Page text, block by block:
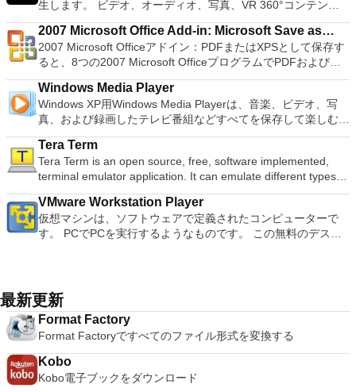
ア語、マレーシア語、セシュティナ、ダンスク、ドイツ語、英
語、スペイン語、フランス語、フルバツキー、イタリア語、ラ
トヴィエシュ、リエトゥビウ、マジャール、オランダ、ノルス
ク、ポルスキ、ポルトガル、ポルトガル、スロヴェンスキー、
スロベンツキー、スロヴェンスキーSrpski、Suomi、
Svenska、Türkçe。
限のメモリーカード：好きなだけメモリーカードを保存でき、
8MBから64MBまでの単一の物理カードに制限されなくなりま
した。 高解像度グラフィックス：PCSX2を使用すると、
1080pまたは4K HDでゲームをプレイできます。 全体とし
ゲームを高い精度でエミュレートでき、Windowsとエミュレ
ーターを切り替えることができます。欠点は、高速ゲームに苦
労し、時々フリーズまたはクラッシュすることです。* PCSX2
を使用するには、コンソールから抽出できるPlaystation 2
BIOSが必要です。
adjustment tool and multiple tabbed feature. It also has a PDF
converter, spell check and word count feature. WPS Office
2016 Personal Edition supports switching language UI,File
Roaming and Docer online templates. Key features include:
Writer Efficient word processor. Presentation Multimedia
presentations creator. Spreadsheets Powerful tool for data
processing and analysis. 100% compatible with MS Office
document file types (.docx, .pptx, .xlsx, etc.). Thousands of
support (iOS and Android). WPS Cloud Storage included.
Although it is a free suite, WPS Office 2016 Free comes with
many innovative features, including a useful a paragraph
adjustment tool int he Writer program. It has an Office to PDF
converter, automatic spell checking and word count features.
It also has some neat tools such as the Watermark in
document, and converting PowerPoint to Word document
effective slide show maker that helps you to create impressive
multimedia presentations; and the Spreadsheets program is
both a flexible and a powerful spreadsheet application.
ードを制御したりできます。 VNC Viewerは、インストールと
使用が簡単です。制御したいデバイスでインストーラーを実行
し、指示に従ってください。オプションで、Windowsでのリ
モート展開に使用可能なMSIがあります。デスクトッププラッ
トフォームにVNC Viewerをインストールする権限がない場合
は、スタンドアロンオプションを選択する必要があります。
主な機能は次のとおりです。 クラウドサービスを介してVNC
Connectを実行しているコンピューターに接続します。 Apple
Screen Sharing（ARD）などのサードパーティ製のVNC互換
ソフトウェアを実行しているコンピューターに直接接続しま
す。 各デバイスでVNC Viewerにサインインして、すべてのデ
バイス間の接続をバックアップおよび同期します。 仮想キー
の高度なキーが含まれています。 Bluetoothキーボードのサポ
ート。 VNC Connectサブスクリプションには、無料、有料、
試用の3つのバージョンがあります。 制御する必要のあるマシ
シンでVNC Viewerにサインインします。そこから、コンピュ
ーターを確認して接続できます。 VNC Connectを使用する
と、セッションはエンドツーエンドで暗号化されます。アプリ
はすぐに各コンピューターをパスワードで保護します。コンピ
ューターへのログインに使用するのと同じユーザー名とパスワ
ードを入力するだけです。 WIN 7,8,8.1,10をサポートしま
す。 VNC ViewerのMacバージョンをお探しですか？ここから
生します。 ビデオ、オーディオ、写真、VR 360°コンテン
ツ、さらにはYouTubeやVimeoにとっても、PowerDVD18は重
要なエンターテイメントの仲間です。 Ultra HD HDR TVとサ
ラウンドサウンドシステムの可能性を解き放ち、360°ビデオ
の増え続けるコレクションへのアクセスで仮想世界に没頭する
か、PCまたはラップトップでの比類のない再生サポートと独
自の強化により、どこにいても簡単にリラックスできます。
新機能は次のとおりです。 4K DHR向けに最適化 Ultra HD
Blu-ray、4K、HEVC / H.265およびHDR10コンテンツをサポー
ト全画面モードで21：9モニターで2.35：1の映画を見る常時
オンのミニビューでYouTubeライブを見る YouTubeおよび
Vimeoで4K HDRおよび360ビデオを再生 VRエクスペリエンス
の向上：Microsoft Mixed Realityヘッドセット、HTC、VIVE、
およびOculus Riftをサポート Fire TVとキャストのサポート
注：これは商用トライアルです。
2007 Microsoft Office Add-in: Microsoft Save as
PDF or XPS
2007 Microsoft Officeアドイン：PDFまたはXPSとして保存す
ると、8つの2007 Microsoft OfficeプログラムでPDFおよび
XPS形式にエクスポートして保存できます。このツールを使用
すると、これらのプログラムのサブセットでPDF形式および
XPS形式の電子メール添付ファイルとして送信することもでき
ます（特定の機能はプログラムによって異なります）。 この
ダウンロードは、次のOfficeプログラムで動作します。
Microsoft Office Access 2007。 Microsoft Office Excel 2007。
Microsoft Office InfoPath 2007。 Microsoft Office OneNote
2007。 Microsoft Office PowerPoint 2007。 Microsoft Office
Publisher 2007。 Microsoft Office Visio 2007。 Microsoft
Office Word 2007。 2007 Microsoft Officeプログラムのこの
Microsoft Save as PDFまたはXPSアドインは、2007 Microsoft
Office systemソフトウェアの補足条項であり、2007 Microsoft
XP Service Pack 2。
Windows Media Player
Windows XP用Windows Media Playerは、音楽、ビデオ、写
真、および録画したテレビ番組などすべてを保存して楽しむ最
適な機能を搭載しています。 再生、表示、外出先で楽しむた
めのポータブル デバイスとの同期、さらには家中のデバイス
との共有も、すべて1か所で行えます。 シンプルなデザイン -
まったく新しい外観でデジタル エンターテイメントを楽しめ
ます。 大好きな音楽をより多く - デジタル音楽体験がさらに
楽しくなります。 エンターテイメントをすべて1つの場所に -
音楽、ビデオ、写真、録画したテレビ番組をすべて保存して楽
しめます。 どこでも楽しめる - どこにいても音楽、ビデオ、
Tera Term
Tera Term is an open source, free, software implemented,
terminal emulator application. It can emulate different types of
computer terminals, from DEC VT100 to DEC VT382, and it
supports telnet, SSH 1 & 2 and serial port connections. It also
has a built-in macro scripting language and some other useful
plugins. Key features include: Automatically creates logs with
remote Telnet or SSH hosts. It sports a clean and crisp layout
that is easy to work with. The application does not take a long
time to wrap your head around and is also very light on
system resources. So, if you need a free terminal emulator,
which is easy to master and supports remote Telnet or SSH
host connections then Tera Term is a good choice.
VMware Workstation Player
仮想マシンは、ソフトウェアで定義されたコンピューターで
す。 PCでPCを実行するようなものです。 この無料のデスク
主な機能は次のとおりです。 1台のPCで複数のオペレーティ
ングシステムを同時に実行します。 インストールや構成の問
題なしに、事前構成された製品の利点を体験してください。
ホストコンピューターと仮想マシン間でデータを共有します。
32ビットと64ビットの両方の仮想マシンを実行します。 2-
way Virtual SMPを活用します。 サードパーティの仮想マシン
とイメージを使用します。 ホストコンピューターと仮想マシ
最新更新
Format Factory
Format Factoryですべてのファイル形式を変換する
Kobo
Kobo電子ブックをダウンロード